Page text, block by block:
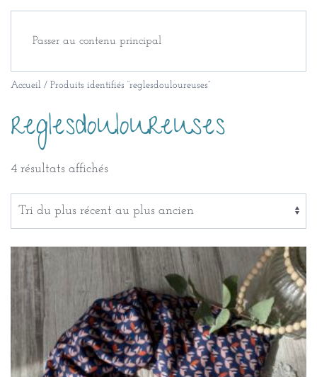
Passer au contenu principal
Accueil / Produits identifiés “reglesdouloureuses”
reglesdouloureuses
4 résultats affichésTrié
plus
récent
plus
ancien